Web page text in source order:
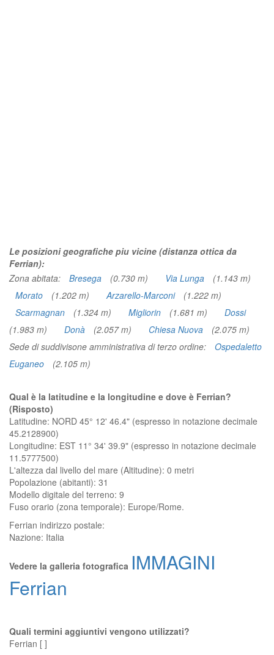
Le posizioni geografiche piu vicine (distanza ottica da
Ferrian):
Zona abitata:
Bresega (0.730 m) Via Lunga
(1.143 m)
Morato
(1.202 m) Arzarello-Marconi
(1.222 m)
Scarmagnan
(1.324 m) Migliorin (1.681 m)
Dossi
(1.983 m)
Donà (2.057 m) Chiesa Nuova
(2.075 m)
Sede di suddivisone amministrativa di terzo ordine:
Ospedaletto
Euganeo
(2.105 m)
Qual è la latitudine e la longitudine e dove è Ferrian?
(Risposto)
Latitudine: NORD 45° 12' 46.4" (espresso in notazione decimale
45.2128900)
Longitudine: EST 11° 34' 39.9" (espresso in notazione decimale
11.5777500)
L'altezza dal livello del mare (Altitudine): 0 metri
Popolazione (abitanti): 31
Modello digitale del terreno: 9
Fuso orario (zona temporale): Europe/Rome.
Ferrian indirizzo postale:
Nazione: Italia
Vedere la galleria fotografica IMMAGINI
Ferrian
Quali termini aggiuntivi vengono utilizzati?
Ferrian [ ]